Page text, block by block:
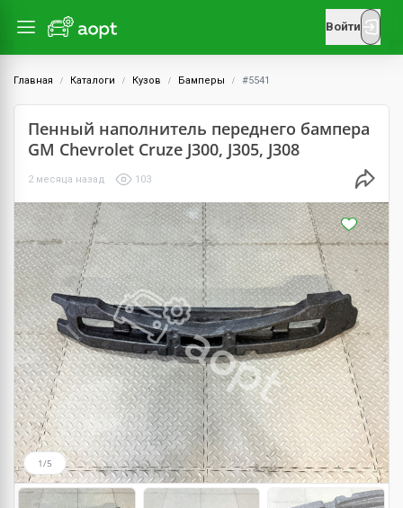
Войти
Главная Каталоги Кузов Бамперы #5541
Пенный наполнитель переднего бампера
GM Chevrolet Cruze J300, J305, J308
2 месяца назад 103
1/5